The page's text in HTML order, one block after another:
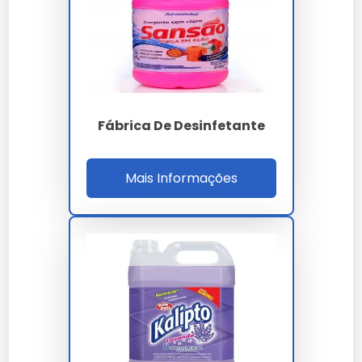
demandas específicas de indústrias e grandes
estabelecimentos, garantindo resultados superiores.
Qualidade e Segurança em Cada
Certificações de Qualidade
Nossos produtos possuem certificações que atestam
a eficácia e segurança, como ISO 9001 e Anvisa,
garantindo confiança aos nossos clientes.
Ingredientes Seguros e Eficazes
Utilizamos ingredientes que combinam segurança e
eficácia, assegurando a proteção contra patógenos
sem comprometer a saúde dos usuários.
Fábrica De Desinfetante
Mais Informações